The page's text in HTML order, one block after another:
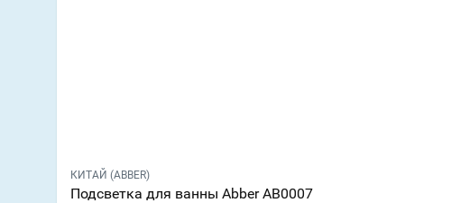
КИТАЙ (ABBER)
Подсветка для ванны Abber AB0007